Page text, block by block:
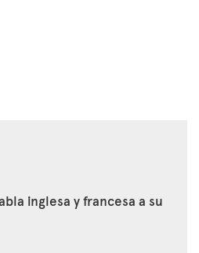
inglesa y francesa a su